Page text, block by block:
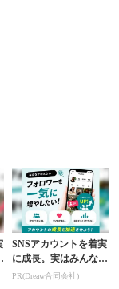
SNSアカウントを着実
に成長。実はみんなコ
コ使ってます。
PR(Dreaw合同会社)